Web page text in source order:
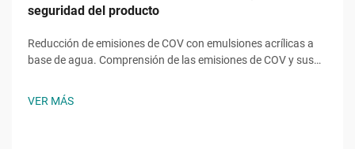
seguridad del producto
Reducción de emisiones de COV con emulsiones acrílicas a
base de agua. Comprensión de las emisiones de COV y sus
orgánicos volátiles (COV) procedentes de recubrimientos a
VER MÁS